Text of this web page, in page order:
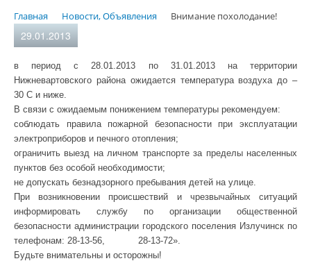
Главная Новости, Объявления Внимание похолодание!
29.01.2013
в период с 28.01.2013 по 31.01.2013 на территории
Нижневартовского района ожидается температура воздуха до –
30 С и ниже.
В связи с ожидаемым понижением температуры рекомендуем:
соблюдать правила пожарной безопасности при эксплуатации
электроприборов и печного отопления;
ограничить выезд на личном транспорте за пределы населенных
пунктов без особой необходимости;
не допускать безнадзорного пребывания детей на улице.
При возникновении происшествий и чрезвычайных ситуаций
информировать службу по организации общественной
безопасности администрации городского поселения Излучинск по
телефонам: 28-13-56, 28-13-72».
Будьте внимательны и осторожны!